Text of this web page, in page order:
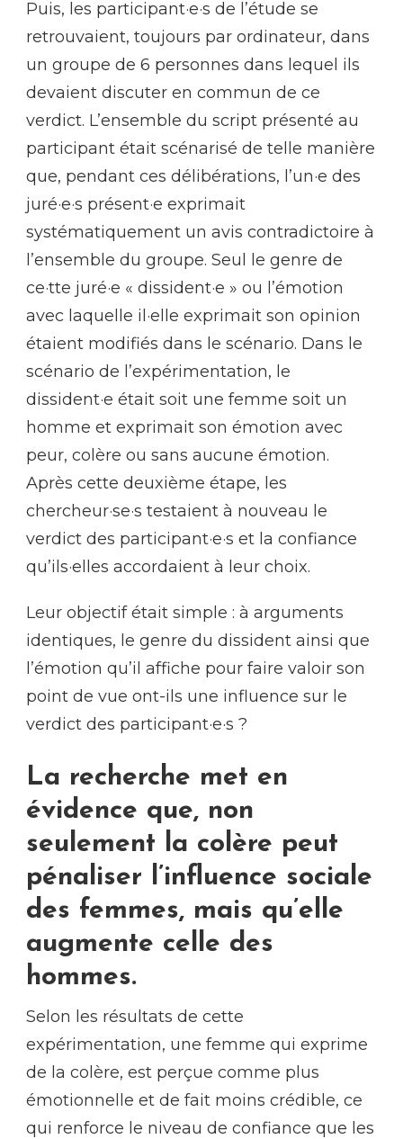
Puis, les participant·e·s de l’étude se
retrouvaient, toujours par ordinateur, dans
un groupe de 6 personnes dans lequel ils
devaient discuter en commun de ce
verdict. L’ensemble du script présenté au
participant était scénarisé de telle manière
que, pendant ces délibérations, l’un·e des
juré·e·s présent·e exprimait
systématiquement un avis contradictoire à
l’ensemble du groupe. Seul le genre de
ce·tte juré·e « dissident·e » ou l’émotion
avec laquelle il·elle exprimait son opinion
étaient modifiés dans le scénario. Dans le
scénario de l’expérimentation, le
dissident·e était soit une femme soit un
homme et exprimait son émotion avec
peur, colère ou sans aucune émotion.
Après cette deuxième étape, les
chercheur·se·s testaient à nouveau le
verdict des participant·e·s et la confiance
qu’ils·elles accordaient à leur choix.
Leur objectif était simple : à arguments
identiques, le genre du dissident ainsi que
l’émotion qu’il affiche pour faire valoir son
point de vue ont-ils une influence sur le
verdict des participant·e·s ?
La recherche met en
évidence que, non
seulement la colère peut
pénaliser l’influence sociale
des femmes, mais qu’elle
augmente celle des
hommes.
Selon les résultats de cette
expérimentation, une femme qui exprime
de la colère, est perçue comme plus
émotionnelle et de fait moins crédible, ce
qui renforce le niveau de confiance que les